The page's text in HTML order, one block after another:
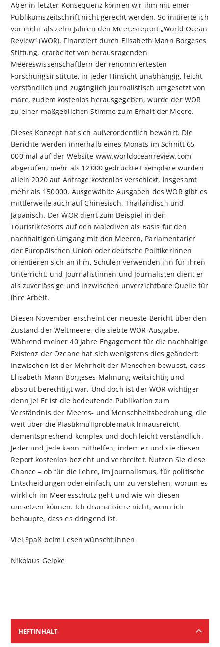
Aber in letzter Konsequenz können wir ihm mit einer
Publikumszeitschrift nicht gerecht werden. So initiierte ich
vor mehr als zehn Jahren den Meeresreport „World Ocean
Review“ (WOR). Finanziert durch Elisabeth Mann Borgeses
Stiftung, erarbeitet von herausragenden
Meereswissenschaftlern der renommiertesten
Forschungsinstitute, in jeder Hinsicht unabhängig, leicht
verständlich und zugänglich journalistisch umgesetzt von
mare, zudem kostenlos herausgegeben, wurde der WOR
zu einer maßgeblichen Stimme zum Erhalt der Meere.
Dieses Konzept hat sich außerordentlich bewährt. Die
Berichte werden innerhalb eines Monats im Schnitt 65
000-mal auf der Website www.worldoceanreview.com
abgerufen, mehr als 12 000 gedruckte Exemplare wurden
allein 2020 auf Anfrage kostenlos verschickt, insgesamt
mehr als 150 000. Ausgewählte Ausgaben des WOR gibt es
mittlerweile auch auf Chinesisch, Thailändisch und
Japanisch. Der WOR dient zum Beispiel in den
Touristikresorts auf den Malediven als Basis für den
nachhaltigen Umgang mit den Meeren, Parlamentarier
der Europäischen Union oder deutsche Politikerinnen
orientieren sich an ihm, Schulen verwenden ihn für ihren
Unterricht, und Journalistinnen und Journalisten dient er
als zuverlässige und inzwischen unverzichtbare Quelle für
ihre Arbeit.
Diesen November erscheint der neueste Bericht über den
Zustand der Weltmeere, die siebte WOR-Ausgabe.
Während meiner 40 Jahre Engagement für die nachhaltige
Existenz der Ozeane hat sich wenigstens dies geändert:
Inzwischen ist der Mehrheit der Menschen bewusst, dass
Elisabeth Mann Borgeses Mahnung weitsichtig und
absolut berechtigt war. Und doch ist der WOR wichtiger
denn je! Er ist die bedeutende Publikation zum
Verständnis der Meeres- und Menschheitsbedrohung, die
weit über die Plastikmüllproblematik hinausreicht,
dementsprechend komplex und doch leicht verständlich.
Jeder und jede kann mithelfen, indem er und sie diesen
Report kostenlos bezieht und verbreitet. Nutzen Sie diese
Chance – ob für die Lehre, im Journalismus, für politische
Entscheidungen oder einfach, um zu verstehen, worum es
wirklich im Meeresschutz geht und wie wir diesen
umsetzen können. Ich dramatisiere nicht, wenn ich
behaupte, dass es dringend ist.
Viel Spaß beim Lesen wünscht Ihnen
Nikolaus Gelpke
HEFTINHALT